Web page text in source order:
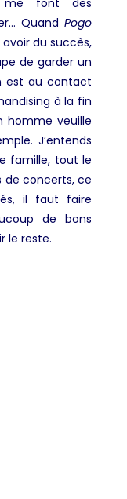
QuandPogo
du succès,
de garder un
est au contact
à la fin
homme veuille
J’entends
famille, tout le
de concerts, ce
il faut faire
de bons
le reste.